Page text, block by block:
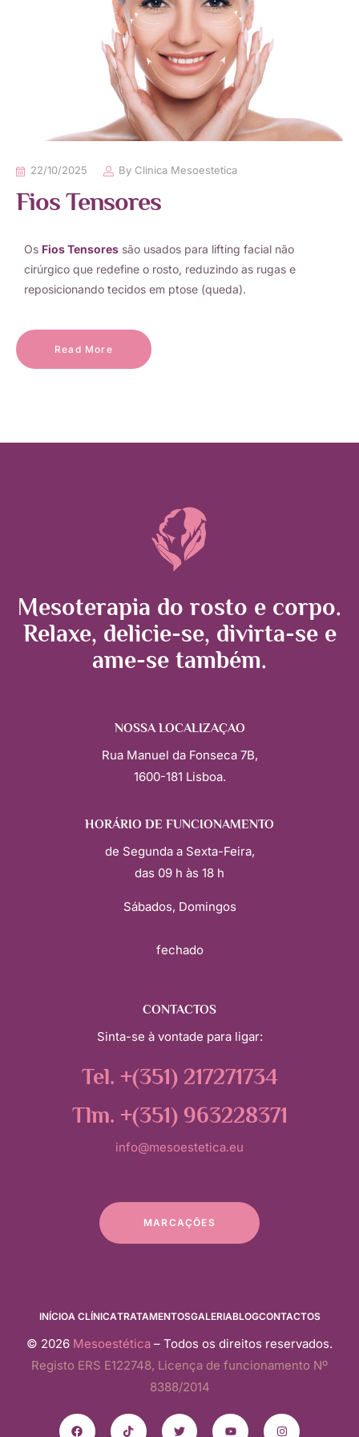
22/10/2025 By Clinica Mesoestetica
Fios Tensores
Os Fios Tensores são usados para lifting facial não
cirúrgico que redefine o rosto, reduzindo as rugas e
reposicionando tecidos em ptose (queda).
Read More
Mesoterapia do rosto e corpo.
Relaxe, delicie-se, divirta-se e
ame-se também.
NOSSA LOCALIZAÇÃO
Rua Manuel da Fonseca 7B,
1600-181 Lisboa.
HORÁRIO DE FUNCIONAMENTO
de Segunda a Sexta-Feira,
das 09 h às 18 h
Sábados, Domingos
fechado
CONTACTOS
Sinta-se à vontade para ligar:
Tel. +(351) 217271734
Tlm. +(351) 963228371
info@mesoestetica.eu
MARCAÇÕES
INÍCIOA CLÍNICATRATAMENTOSGALERIABLOGCONTACTOS
© 2026 Mesoestética – Todos os direitos reservados.
Registo ERS E122748, Licença de funcionamento Nº
8388/2014